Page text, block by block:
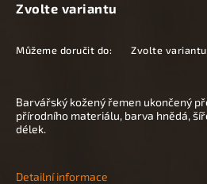
Zvolte variantu
Můžeme doručit do: Zvolte variantu
Barvářský kožený řemen ukončený
přírodního materiálu, barva hnědá,
délek.
Detailní informace